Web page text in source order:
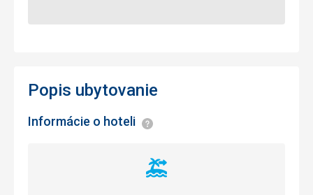
Popis ubytovanie
Informácie o hoteli Informácie
Vzdialenosť